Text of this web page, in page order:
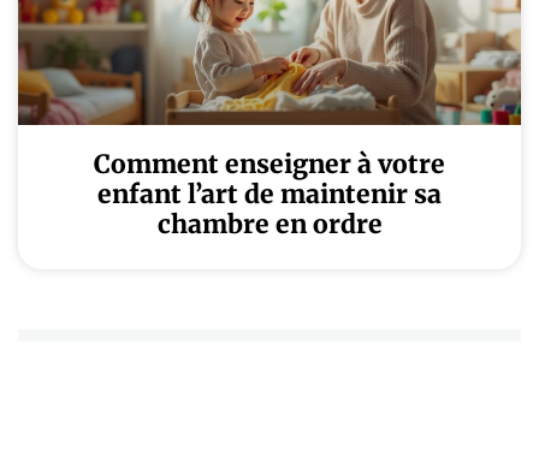
Comment enseigner à votre
enfant l’art de maintenir sa
chambre en ordre